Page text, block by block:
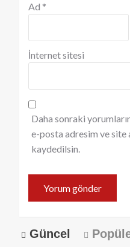
Ad *
İnternet sitesi
Daha sonraki
e-posta adresim ve site
kaydedilsin.
Güncel